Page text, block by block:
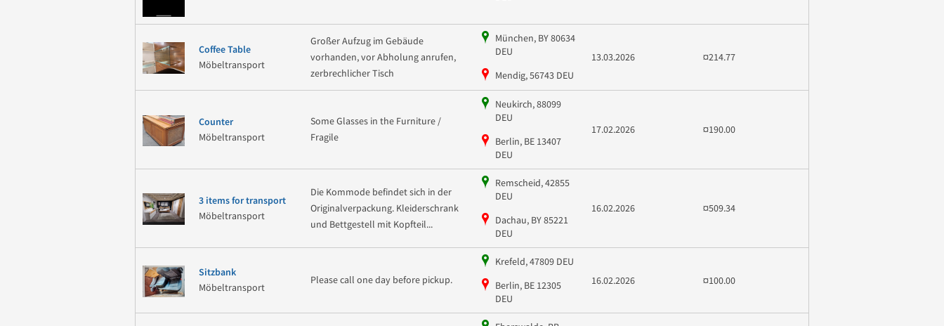
Coffee Table
Möbeltransport
Großer Aufzug im Gebäude
vorhanden, vor Abholung anrufen,
zerbrechlicher Tisch
München, BY 80634
DEU
Mendig, 56743 DEU
13.03.2026 ¤214.77
Counter
Möbeltransport
Some Glasses in the Furniture /
Fragile
Neukirch, 88099
DEU
Berlin, BE 13407
DEU
17.02.2026 ¤190.00
3 items for transport
Möbeltransport
Die Kommode befindet sich in der
Originalverpackung. Kleiderschrank
und Bettgestell mit Kopfteil...
Remscheid, 42855
DEU
Dachau, BY 85221
DEU
16.02.2026 ¤509.34
Sitzbank
Möbeltransport
Please call one day before pickup.
Krefeld, 47809 DEU
Berlin, BE 12305
DEU
16.02.2026 ¤100.00